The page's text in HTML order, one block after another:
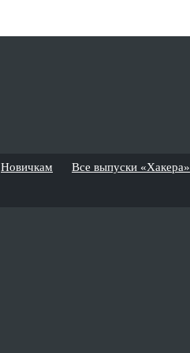
Новичкам Все выпуски «Хакера»